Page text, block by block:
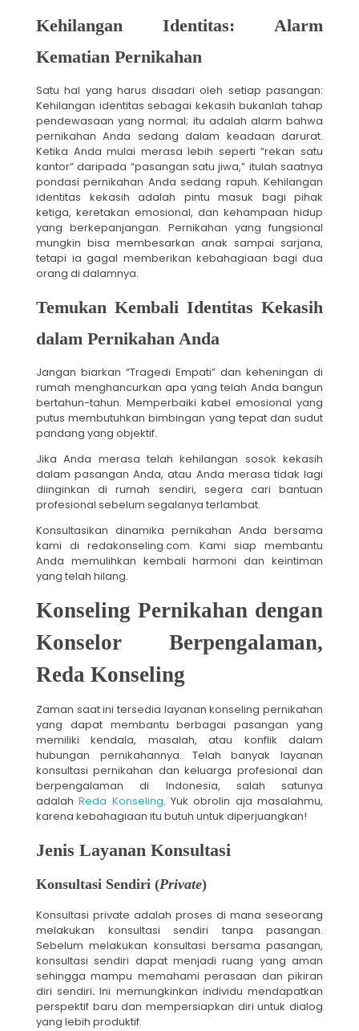
Kehilangan Identitas: Alarm
Kematian Pernikahan
Satu hal yang harus disadari oleh setiap pasangan:
Kehilangan identitas sebagai kekasih bukanlah tahap
pendewasaan yang normal; itu adalah alarm bahwa
pernikahan Anda sedang dalam keadaan darurat.
Ketika Anda mulai merasa lebih seperti “rekan satu
kantor” daripada “pasangan satu jiwa,” itulah saatnya
pondasi pernikahan Anda sedang rapuh. Kehilangan
identitas kekasih adalah pintu masuk bagi pihak
ketiga, keretakan emosional, dan kehampaan hidup
yang berkepanjangan. Pernikahan yang fungsional
mungkin bisa membesarkan anak sampai sarjana,
tetapi ia gagal memberikan kebahagiaan bagi dua
orang di dalamnya.
Temukan Kembali Identitas Kekasih
dalam Pernikahan Anda
Jangan biarkan “Tragedi Empati” dan keheningan di
rumah menghancurkan apa yang telah Anda bangun
bertahun-tahun. Memperbaiki kabel emosional yang
putus membutuhkan bimbingan yang tepat dan sudut
pandang yang objektif.
Jika Anda merasa telah kehilangan sosok kekasih
dalam pasangan Anda, atau Anda merasa tidak lagi
diinginkan di rumah sendiri, segera cari bantuan
profesional sebelum segalanya terlambat.
Konsultasikan dinamika pernikahan Anda bersama
kami di redakonseling.com. Kami siap membantu
Anda memulihkan kembali harmoni dan keintiman
yang telah hilang.
Konseling Pernikahan dengan
Konselor Berpengalaman,
Reda Konseling
Zaman saat ini tersedia layanan konseling pernikahan
yang dapat membantu berbagai pasangan yang
memiliki kendala, masalah, atau konflik dalam
hubungan pernikahannya. Telah banyak layanan
konsultasi pernikahan dan keluarga profesional dan
berpengalaman di Indonesia, salah satunya
adalahReda Konseling. Yuk obrolin aja masalahmu,
karena kebahagiaan itu butuh untuk diperjuangkan!
Jenis Layanan Konsultasi
Konsultasi Sendiri (Private)
Konsultasi private adalah proses di mana seseorang
melakukan konsultasi sendiri tanpa pasangan.
Sebelum melakukan konsultasi bersama pasangan,
konsultasi sendiri dapat menjadi ruang yang aman
sehingga mampu memahami perasaan dan pikiran
diri sendiri. Ini memungkinkan individu mendapatkan
perspektif baru dan mempersiapkan diri untuk dialog
yang lebih produktif.